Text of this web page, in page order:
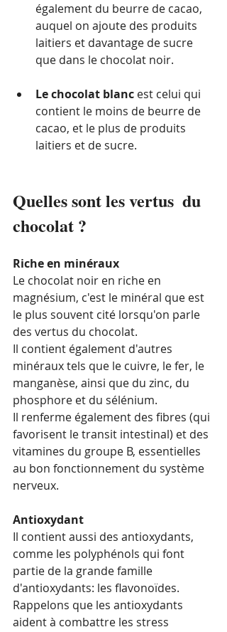
également du beurre de cacao,
auquel on ajoute des produits
laitiers et davantage de sucre
que dans le chocolat noir.
Le chocolat blanc est celui qui
contient le moins de beurre de
cacao, et le plus de produits
laitiers et de sucre.
Quelles sont les vertus  du
chocolat ?
Riche en minéraux
Le chocolat noir en riche en
magnésium, c'est le minéral que est
le plus souvent cité lorsqu'on parle
des vertus du chocolat.
Il contient également d'autres
minéraux tels que le cuivre, le fer, le
manganèse, ainsi que du zinc, du
phosphore et du sélénium.
Il renferme également des fibres (qui
favorisent le transit intestinal) et des
vitamines du groupe B, essentielles
au bon fonctionnement du système
nerveux.
Antioxydant
Il contient aussi des antioxydants,
comme les polyphénols qui font
partie de la grande famille
d'antioxydants: les flavonoïdes.
Rappelons que les antioxydants
aident à combattre les stress